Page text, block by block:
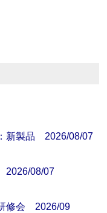
新製品 2026/08/07
2026/08/07
修会 2026/09